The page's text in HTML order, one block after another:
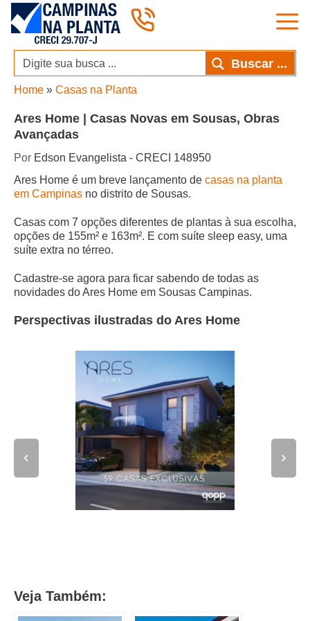
Pular
para
conteúdo
Buscar ...
Home » Casas na Planta
Ares Home | Casas Novas em Sousas, Obras
Avançadas
Por Edson Evangelista - CRECI 148950
Ares Home é um breve lançamento de casas na planta
em Campinas no distrito de Sousas.
Casas com 7 opções diferentes de plantas à sua escolha,
opções de 155m² e 163m². E com suíte sleep easy, uma
suíte extra no térreo.
Cadastre-se agora para ficar sabendo de todas as
novidades do Ares Home em Sousas Campinas.
Perspectivas ilustradas do Ares Home
Veja Também: